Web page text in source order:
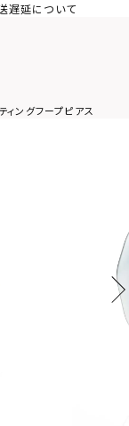
遅延について
ィングフープピアス（ダ